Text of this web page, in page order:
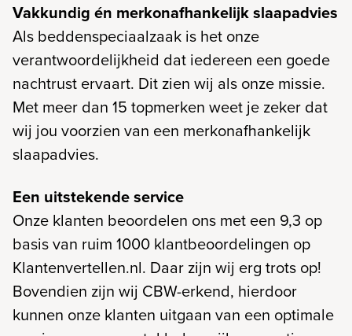
Vakkundig én merkonafhankelijk slaapadvies
Als beddenspeciaalzaak is het onze
verantwoordelijkheid dat iedereen een goede
nachtrust ervaart. Dit zien wij als onze missie.
Met meer dan 15 topmerken weet je zeker dat
wij jou voorzien van een merkonafhankelijk
slaapadvies.
Een uitstekende service
Onze klanten beoordelen ons met een 9,3 op
basis van ruim 1000 klantbeoordelingen op
Klantenvertellen.nl. Daar zijn wij erg trots op!
Bovendien zijn wij CBW-erkend, hierdoor
kunnen onze klanten uitgaan van een optimale